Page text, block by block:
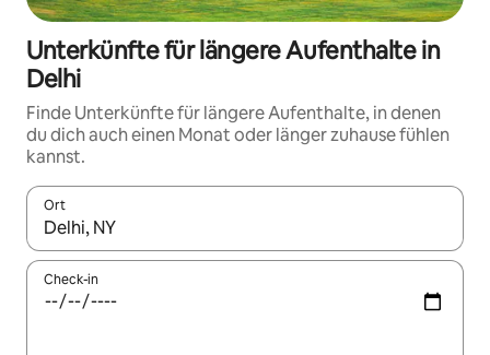
Unterkünfte für längere Aufenthalte in
Delhi
Finde Unterkünfte für längere Aufenthalte, in denen
du dich auch einen Monat oder länger zuhause fühlen
kannst.
Ort
Wenn Ergebnisse verfügbar sind, navigiere mit den
Check-in